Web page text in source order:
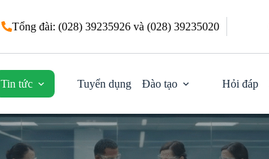
Tổng đài: (028) 39235926 và (028) 39235020
Tin tức Tuyển dụng Đào tạo Hỏi đáp